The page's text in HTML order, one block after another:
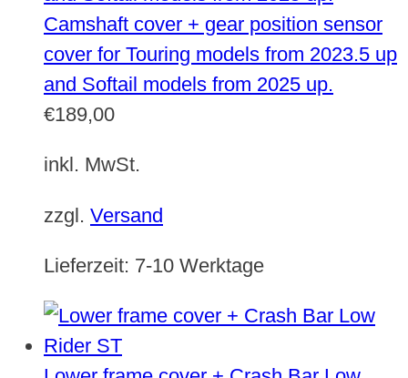
Camshaft cover + gear position sensor
cover for Touring models from 2023.5 up
and Softail models from 2025 up.
€189,00
inkl. MwSt.
zzgl. Versand
Lieferzeit: 7-10 Werktage